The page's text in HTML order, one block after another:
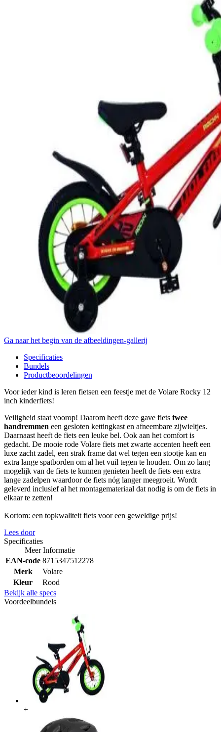
Ga naar het begin van de afbeeldingen-gallerij
Specificaties
Bundels
Productbeoordelingen
Voor ieder kind is leren fietsen een feestje met de Volare Rocky 12
inch kinderfiets!
Veiligheid staat voorop! Daarom heeft deze gave fiets twee
handremmen een gesloten kettingkast en afneembare zijwieltjes.
Daarnaast heeft de fiets een leuke bel. Ook aan het comfort is
gedacht. De mooie rode Volare fiets met zwarte accenten heeft een
luxe zacht zadel, een strak frame dat wel tegen een stootje kan en
extra lange spatborden om al het vuil tegen te houden. Om zo lang
mogelijk van de fiets te kunnen genieten heeft de fiets een extra
lange zadelpen waardoor de fiets nóg langer meegroeit. Wordt
geleverd inclusief al het montagemateriaal dat nodig is om de fiets in
elkaar te zetten!
Kortom: een topkwaliteit fiets voor een geweldige prijs!
Lees door
Specificaties
Meer Informatie
EAN-code 8715347512278
Merk
Volare
Kleur
Rood
Bekijk alle specs
Voordeelbundels
+